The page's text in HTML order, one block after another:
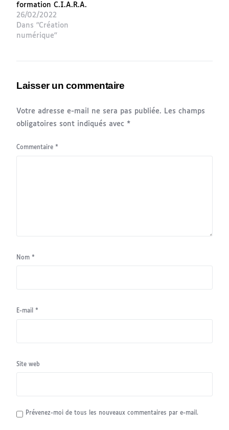
formation C.I.A.R.A.
26/02/2022
Dans "Création
numérique"
Laisser un commentaire
Votre adresse e-mail ne sera pas publiée.
Les champs
obligatoires sont indiqués avec *
Commentaire *
Nom *
E-mail *
Site web
Prévenez-moi de tous les nouveaux commentaires par e-mail.